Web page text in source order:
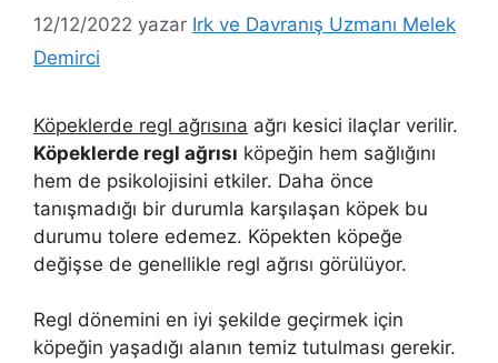
12/12/2022 yazar Irk ve Davranış Uzmanı Melek
Demirci
Köpeklerde regl ağrısına ağrı kesici ilaçlar verilir.
Köpeklerde regl ağrısı köpeğin hem sağlığını
hem de psikolojisini etkiler. Daha önce
tanışmadığı bir durumla karşılaşan köpek bu
durumu tolere edemez. Köpekten köpeğe
değişse de genellikle regl ağrısı görülüyor.
Regl dönemini en iyi şekilde geçirmek için
köpeğin yaşadığı alanın temiz tutulması gerekir.